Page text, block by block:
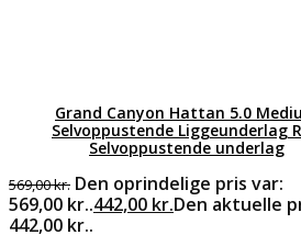
Grand Canyon Hattan 5.0
Selvoppustende Liggeunderlag
Selvoppustende underlag
569,00kr. Den oprindelige pris var:
569,00 kr..442,00 kr.Den aktuelle
442,00 kr..